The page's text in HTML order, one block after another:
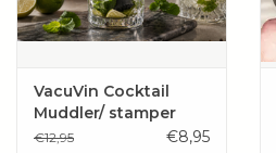
VacuVin Cocktail
Muddler/ stamper
€12,95 €8,95